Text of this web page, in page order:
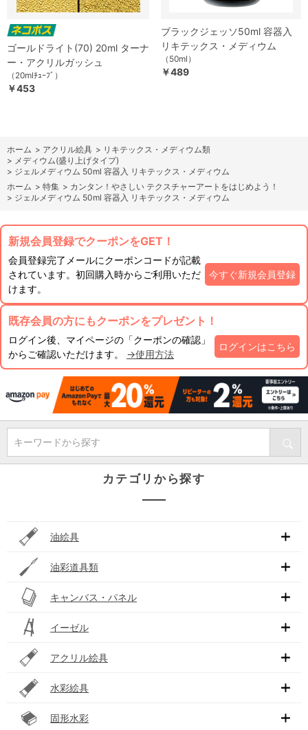
ゴールドライト(70) 20ml ターナ
ー・アクリルガッシュ
（20mlﾁｭｰﾌﾞ）
￥453
ブラックジェッソ50ml 容器入
リキテックス・メディウム
（50ml）
￥489
ホーム > アクリル絵具 > リキテックス・メディウム類
> メディウム(盛り上げタイプ)
> ジェルメディウム 50ml 容器入 リキテックス・メディウム
ホーム > 特集 > カンタン！やさしい テクスチャーアートをはじめよう！
> ジェルメディウム 50ml 容器入 リキテックス・メディウム
新規会員登録でクーポンをGET！
会員登録完了メールにクーポンコードが記載
されています。初回購入時からご利用いただ
けます。
今すぐ新規会員登録
既存会員の方にもクーポンをプレゼント！
ログイン後、マイページの「クーポンの確認」
からご確認いただけます。 →使用方法
ログインはこちら
キーワードから探す
カテゴリから探す
油絵具
油彩道具類
キャンバス・パネル
イーゼル
アクリル絵具
水彩絵具
固形水彩